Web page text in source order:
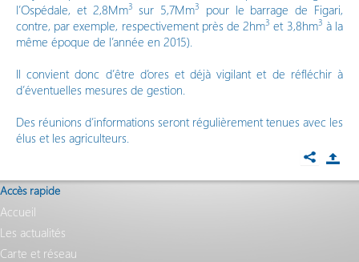
l’Ospédale, et 2,8Mm3 sur 5,7Mm3
pour le barrage de Figari,
contre, par exemple, respectivement près de 2hm3 et 3,8hm3 à la
même époque de l’année en 2015).
Il convient donc d’être d’ores et déjà vigilant et de réfléchir à
d’éventuelles mesures de gestion.
Des réunions d’informations seront régulièrement tenues avec les
élus et les agriculteurs.
Accès rapide
Accueil
Les actualités
Carte et réseau